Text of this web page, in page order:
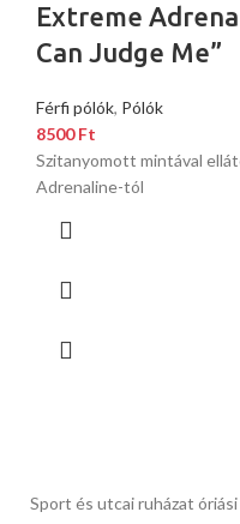
Extreme
Can Judge Me”
Férfi pólók, Pólók
8500Ft
Szitanyomott mintával
Adrenaline-tól
Sport és utcai ruházat